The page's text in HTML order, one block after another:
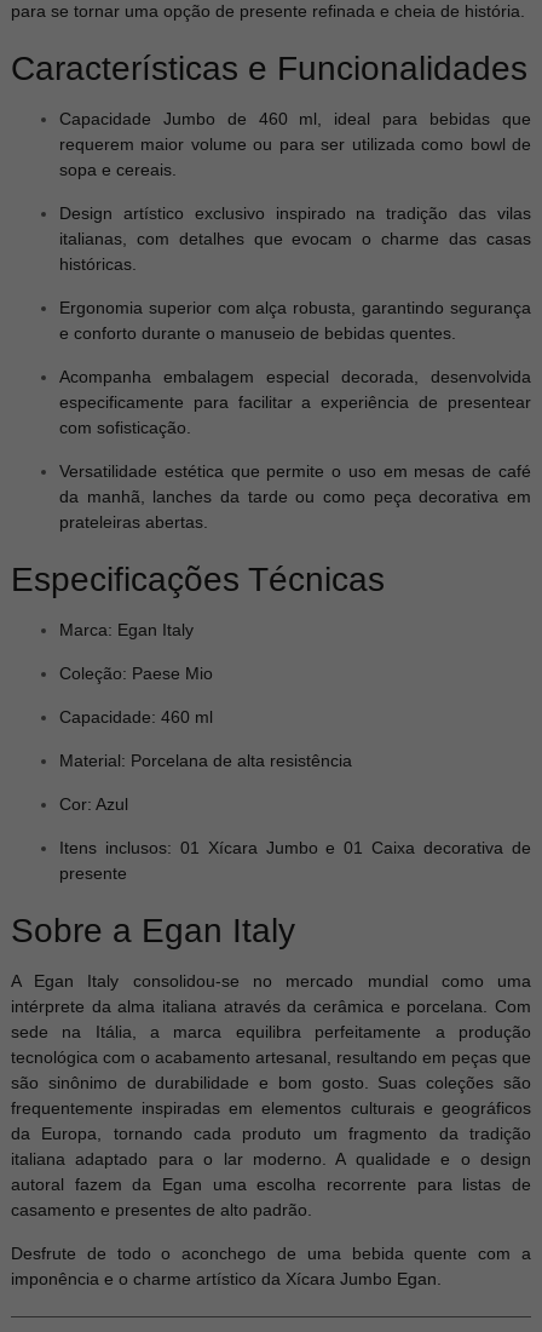
para se tornar uma opção de presente refinada e cheia de história.
Características e Funcionalidades
Capacidade Jumbo de 460 ml, ideal para bebidas que
requerem maior volume ou para ser utilizada como bowl de
sopa e cereais.
Design artístico exclusivo inspirado na tradição das vilas
italianas, com detalhes que evocam o charme das casas
históricas.
Ergonomia superior com alça robusta, garantindo segurança
e conforto durante o manuseio de bebidas quentes.
Acompanha embalagem especial decorada, desenvolvida
especificamente para facilitar a experiência de presentear
com sofisticação.
Versatilidade estética que permite o uso em mesas de café
da manhã, lanches da tarde ou como peça decorativa em
prateleiras abertas.
Especificações Técnicas
Marca: Egan Italy
Coleção: Paese Mio
Capacidade: 460 ml
Material: Porcelana de alta resistência
Cor: Azul
Itens inclusos: 01 Xícara Jumbo e 01 Caixa decorativa de
presente
Sobre a Egan Italy
A Egan Italy consolidou-se no mercado mundial como uma
intérprete da alma italiana através da cerâmica e porcelana. Com
sede na Itália, a marca equilibra perfeitamente a produção
tecnológica com o acabamento artesanal, resultando em peças que
são sinônimo de durabilidade e bom gosto. Suas coleções são
frequentemente inspiradas em elementos culturais e geográficos
da Europa, tornando cada produto um fragmento da tradição
italiana adaptado para o lar moderno. A qualidade e o design
autoral fazem da Egan uma escolha recorrente para listas de
casamento e presentes de alto padrão.
Desfrute de todo o aconchego de uma bebida quente com a
imponência e o charme artístico da Xícara Jumbo Egan.